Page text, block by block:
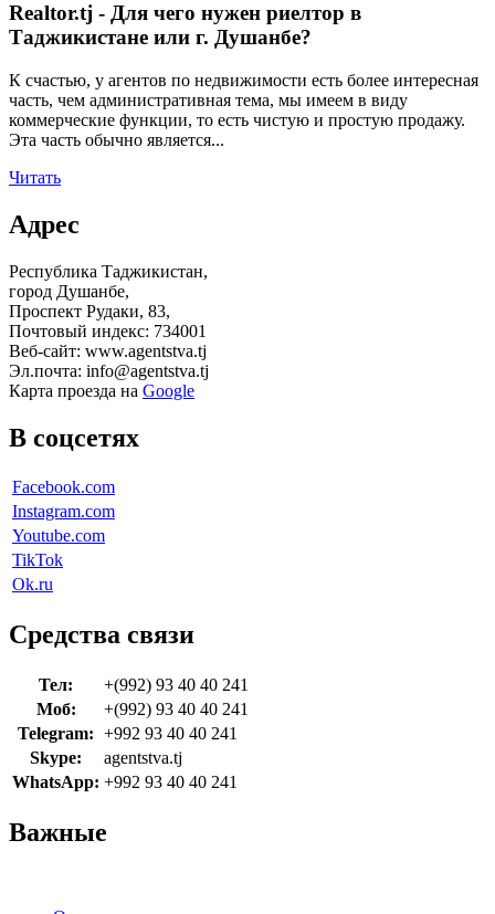
Realtor.tj - Для чего нужен риелтор в
Таджикистане или г. Душанбе?
К счастью, у агентов по недвижимости есть более интересная
часть, чем административная тема, мы имеем в виду
коммерческие функции, то есть чистую и простую продажу.
Эта часть обычно является...
Читать
Адрес
Республика Таджикистан,
город Душанбе,
Проспект Рудаки, 83,
Почтовый индекс: 734001
Веб-сайт: www.agentstva.tj
Эл.почта: info@agentstva.tj
Карта проезда на Google
В соцсетях
Facebook.com
Instagram.com
Youtube.com
TikTok
Ok.ru
Средства связи
Тел:
+(992) 93 40 40 241
Моб:
+(992) 93 40 40 241
Telegram: +992 93 40 40 241
Skype:
agentstva.tj
WhatsApp: +992 93 40 40 241
Важные